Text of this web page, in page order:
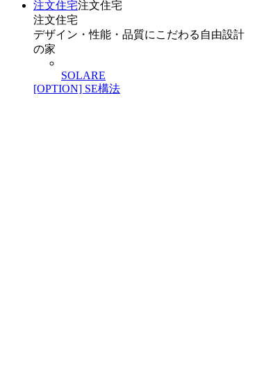
注文住宅注文住宅
注文住宅
デザイン・性能・品質にこだわる自由設計
の家
SOLARE
[OPTION] SE構法